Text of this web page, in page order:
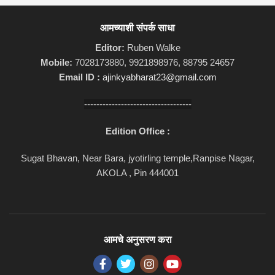
आमच्याशी संपर्क साधा
Editor: Ruben Walke
Mobile: 7028173880, 9921898976, 88795 24657
Email ID : ajinkyabharat23@gmail.com
-----------------------------------
Edition Office :
Sugat Bhavan, Near Bara, jyotirling temple,Ranpise Nagar,
AKOLA , Pin 444001
आमचे अनुसरण करा